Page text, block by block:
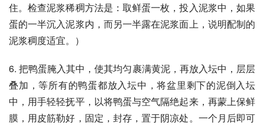
住。检查泥浆稀稠方法是：取鲜蛋一枚，投入泥浆中，如果
蛋的一半沉入泥浆内，而另一半露在泥浆面上，说明配制的
泥浆稠度适宜。）
6. 把鸭蛋腌入其中，使其均匀裹满黄泥，再放入坛中，层层
叠加，等所有的鸭蛋都放入坛中，将盆里剩下的泥倒入坛
中，用手轻轻抚平，以将鸭蛋与空气隔绝起来，再蒙上保鲜
膜，用皮筋勒好，固定，封存，置于阴凉处。一个月后即可